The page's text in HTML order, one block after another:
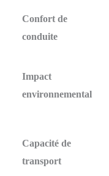
Confort de
conduite
Impact
environnemental
Capacité de
transport